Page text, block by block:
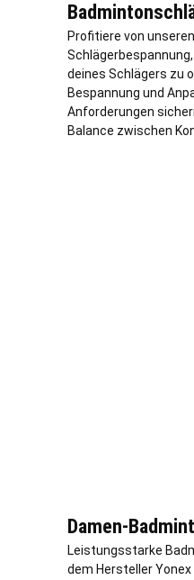
Profitiere von
deines Schlägers zu
Bespannung und
Anforderungen
Balance zwischen
Damen-
Leistungsstarke
dem Hersteller